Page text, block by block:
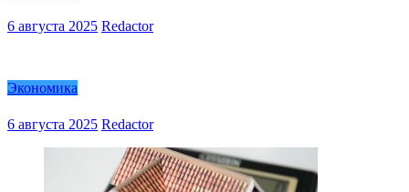
6 августа 2025 Redactor
Экономика
6 августа 2025 Redactor